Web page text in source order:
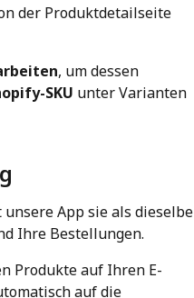
der Produktdetailseite
, um dessen
SKU unter Varianten
App sie als dieselbe
Ihre Bestellungen.
Produkte auf Ihren E-
auf die